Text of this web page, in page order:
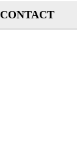
CONTACT